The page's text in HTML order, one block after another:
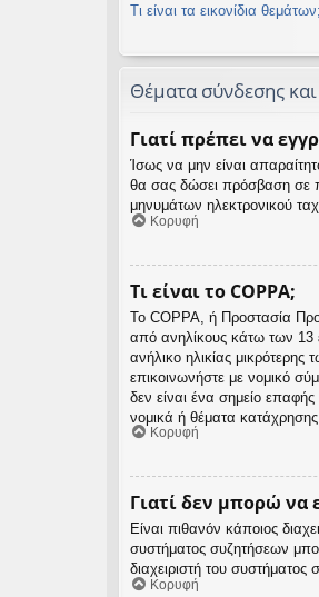
Τι είναι τα εικονίδια θεμάτων;
Θέματα σύνδεσης
Γιατί πρέπει να
Ίσως να μην είναι
θα σας δώσει πρόσβαση σε
μηνυμάτων ηλεκτρονικού
Κορυφή
Τι είναι το COPPA;
Το COPPA, ή Προστασία
από ανηλίκους κάτω των 13
ανήλικο ηλικίας
επικοινωνήστε με νομικό
δεν είναι ένα σημείο
νομικά ή θέματα
Κορυφή
Γιατί δεν μπορώ να
Είναι πιθανόν κάποιος
συστήματος συζητήσεων
διαχειριστή του συστήματος
Κορυφή